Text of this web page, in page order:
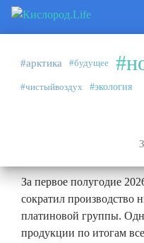
#арктика #будущее
#чистыйвоздух #экология
Аналитика
27.07.2026
За первое полугодие
сократил производство
платиновой группы.
продукции по итогам